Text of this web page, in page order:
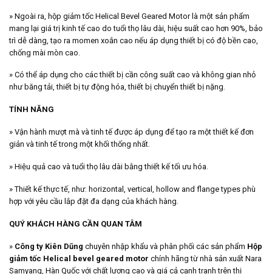
» Ngoài ra, hộp giảm tốc Helical Bevel Geared Motor là một sản phẩm
mang lại giá trị kinh tế cao do tuổi thọ lâu dài, hiệu suất cao hơn 90%, bảo
trì dễ dàng, tạo ra momen xoắn cao nếu áp dụng thiết bị có độ bền cao,
chống mài mòn cao.
» Có thể áp dụng cho các thiết bị cần công suất cao và không gian nhỏ
như băng tải, thiết bị tự động hóa, thiết bị chuyển thiết bị nặng.
TÍNH NĂNG
» Vận hành mượt mà và tinh tế được áp dụng để tạo ra một thiết kế đơn
giản và tinh tế trong một khối thống nhất.
» Hiệu quả cao và tuổi thọ lâu dài bằng thiết kế tối ưu hóa.
» Thiết kế thực tế, như: horizontal, vertical, hollow and flange types phù
hợp với yêu cầu lắp đặt đa dạng của khách hàng.
QUÝ KHÁCH HÀNG CẦN QUAN TÂM
» Công ty Kiên Dũng chuyên nhập khẩu và phân phối các sản phẩm Hộp
giảm tốc Helical bevel geared motor chính hãng từ nhà sản xuất Nara
Samyang, Hàn Quốc với chất lượng cao và giá cả cạnh tranh trên thị